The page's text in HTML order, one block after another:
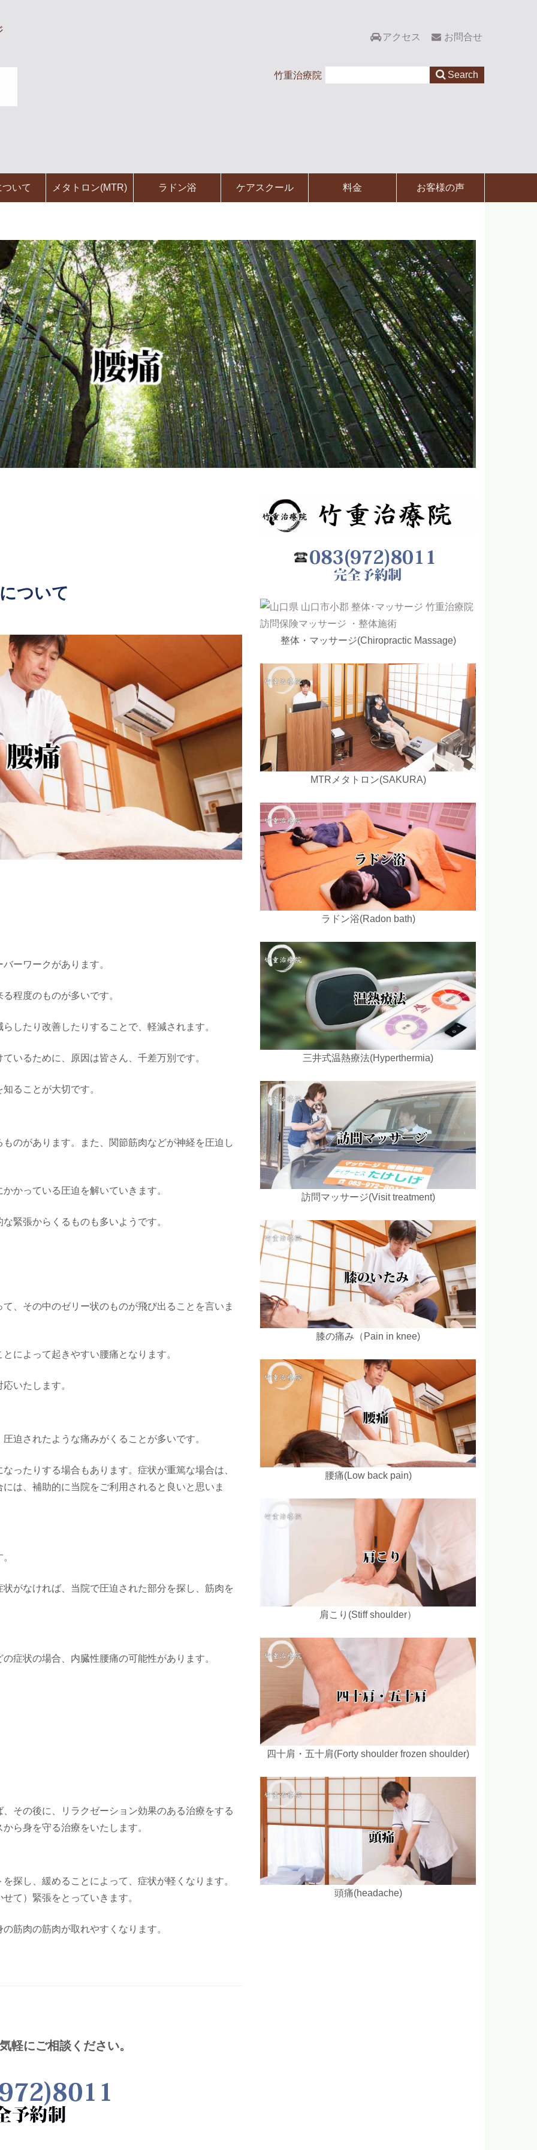
アクセス お問合せ
竹重治療院
いて メタトロン(MTR) ラドン浴 ケアスクール 料金 お客様の声
ついて
ーワークがあります。
程度のものが多いです。
たり改善したりすることで、軽減されます。
るために、原因は皆さん、千差万別です。
ることが大切です。
のがあります。また、関節筋肉などが神経を圧迫し
かっている圧迫を解いていきます。
緊張からくるものも多いようです。
、その中のゼリー状のものが飛び出ることを言いま
によって起きやすい腰痛となります。
いたします。
されたような痛みがくることが多いです。
たりする場合もあります。症状が重篤な場合は、
は、補助的に当院をご利用されると良いと思いま
がなければ、当院で圧迫された部分を探し、筋肉を
症状の場合、内臓性腰痛の可能性があります。
その後に、リラクゼーション効果のある治療をする
ら身を守る治療をいたします。
し、緩めることによって、症状が軽くなります。
て）緊張をとっていきます。
筋肉の筋肉が取れやすくなります。
軽にご相談ください。
整体・マッサージ(Chiropractic Massage)
MTRメタトロン(SAKURA)
ラドン浴(Radon bath)
三井式温熱療法(Hyperthermia)
訪問マッサージ(Visit treatment)
膝の痛み（Pain in knee)
腰痛(Low back pain)
肩こり(Stiff shoulder）
四十肩・五十肩(Forty shoulder frozen shoulder)
頭痛(headache)